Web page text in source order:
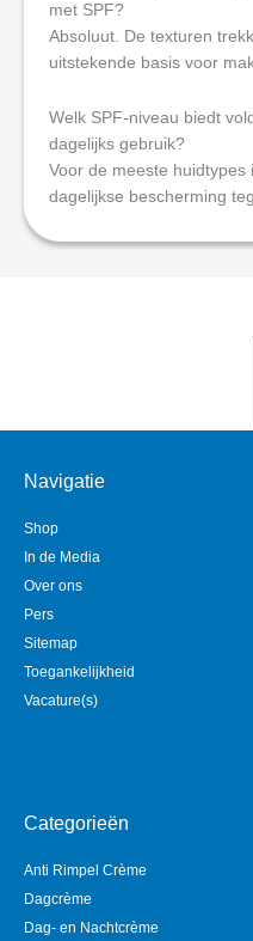
met SPF?
Absoluut. De texturen
uitstekende basis voor
Welk SPF-niveau biedt
dagelijks gebruik?
Voor de meeste huidtypes
dagelijkse bescherming
Navigatie
Shop
In de Media
Over ons
Pers
Sitemap
Toegankelijkheid
Vacature(s)
Categorieën
Anti Rimpel Crème
Dagcrème
Dag- en Nachtcrème